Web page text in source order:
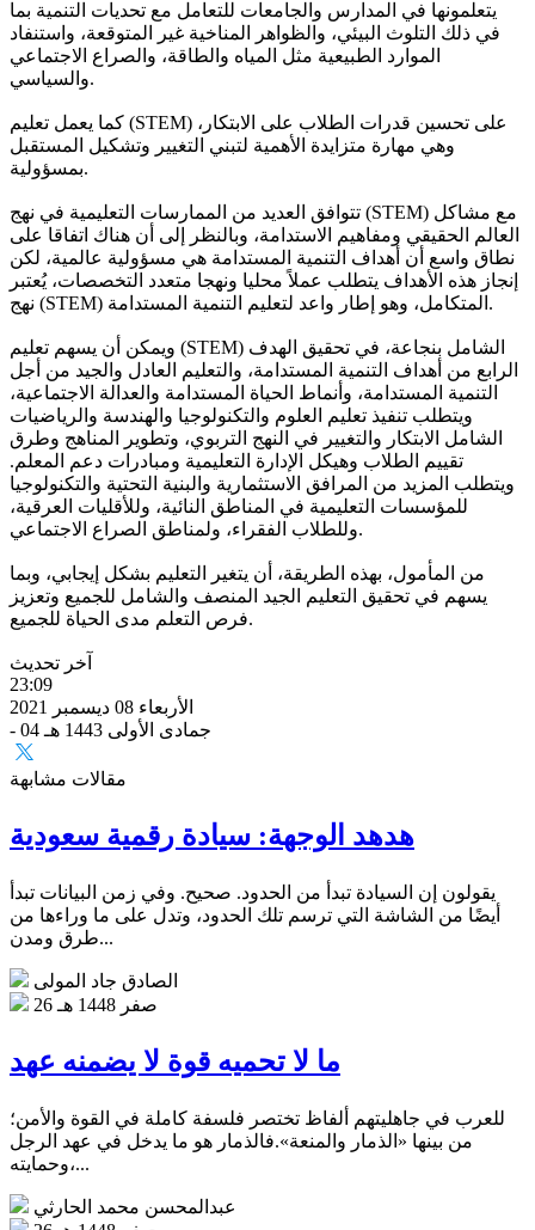
يتعلمونها في المدارس والجامعات للتعامل مع تحديات التنمية بما
في ذلك التلوث البيئي، والظواهر المناخية غير المتوقعة، واستنفاد
الموارد الطبيعية مثل المياه والطاقة، والصراع الاجتماعي
والسياسي.
كما يعمل تعليم (STEM) على تحسين قدرات الطلاب على الابتكار،
وهي مهارة متزايدة الأهمية لتبني التغيير وتشكيل المستقبل
بمسؤولية.
تتوافق العديد من الممارسات التعليمية في نهج (STEM) مع مشاكل
العالم الحقيقي ومفاهيم الاستدامة، وبالنظر إلى أن هناك اتفاقا على
نطاق واسع أن أهداف التنمية المستدامة هي مسؤولية عالمية، لكن
إنجاز هذه الأهداف يتطلب عملاً محليا ونهجا متعدد التخصصات، يُعتبر
نهج (STEM) المتكامل، وهو إطار واعد لتعليم التنمية المستدامة.
ويمكن أن يسهم تعليم (STEM) الشامل بنجاعة، في تحقيق الهدف
الرابع من أهداف التنمية المستدامة، والتعليم العادل والجيد من أجل
التنمية المستدامة، وأنماط الحياة المستدامة والعدالة الاجتماعية،
ويتطلب تنفيذ تعليم العلوم والتكنولوجيا والهندسة والرياضيات
الشامل الابتكار والتغيير في النهج التربوي، وتطوير المناهج وطرق
تقييم الطلاب وهيكل الإدارة التعليمية ومبادرات دعم المعلم.
ويتطلب المزيد من المرافق الاستثمارية والبنية التحتية والتكنولوجيا
للمؤسسات التعليمية في المناطق النائية، وللأقليات العرقية،
وللطلاب الفقراء، ولمناطق الصراع الاجتماعي.
من المأمول، بهذه الطريقة، أن يتغير التعليم بشكل إيجابي، وبما
يسهم في تحقيق التعليم الجيد المنصف والشامل للجميع وتعزيز
فرص التعلم مدى الحياة للجميع.
آخر تحديث
23:09
الأربعاء 08 ديسمبر 2021
- 04 جمادى الأولى 1443 هـ
مقالات مشابهة
هدهد الوجهة: سيادة رقمية سعودية
يقولون إن السيادة تبدأ من الحدود. صحيح. وفي زمن البيانات تبدأ
أيضًا من الشاشة التي ترسم تلك الحدود، وتدل على ما وراءها من
طرق ومدن...
الصادق جاد المولى
26 صفر 1448 هـ
ما لا تحميه قوة لا يضمنه عهد
للعرب في جاهليتهم ألفاظ تختصر فلسفة كاملة في القوة والأمن؛
من بينها «الذمار والمنعة».فالذمار هو ما يدخل في عهد الرجل
وحمايته،...
عبدالمحسن محمد الحارثي